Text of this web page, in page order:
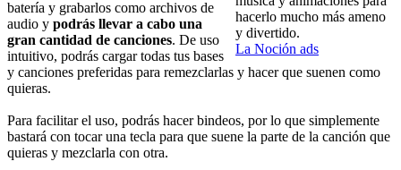
hacerlo mucho más ameno
y divertido.
La Noción ads
batería y grabarlos como archivos de
audio y podrás llevar a cabo una
gran cantidad de canciones. De uso
intuitivo, podrás cargar todas tus bases
y canciones preferidas para remezclarlas y hacer que suenen como
quieras.
Para facilitar el uso, podrás hacer bindeos, por lo que simplemente
bastará con tocar una tecla para que suene la parte de la canción que
quieras y mezclarla con otra.